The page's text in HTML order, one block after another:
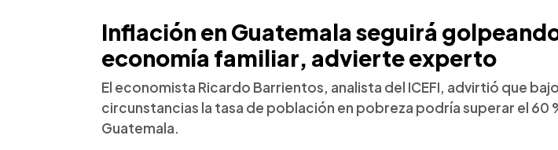
Inflación en Guatemala seguirá
economía familiar, advierte experto
El economista Ricardo Barrientos, analista del ICEFI, advirtió que
circunstancias la tasa de población en pobreza podría superar el 60
Guatemala.